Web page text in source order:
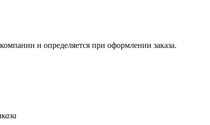
и определяется при оформлении заказа.